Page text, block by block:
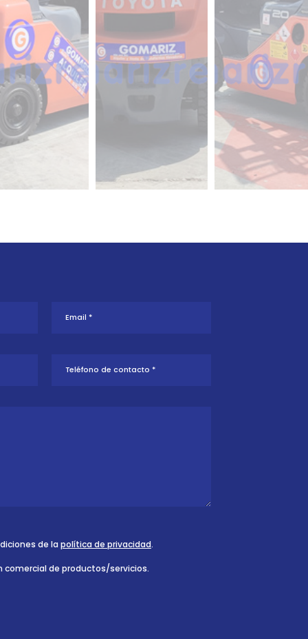
de la política de privacidad.
comercial de productos/servicios.